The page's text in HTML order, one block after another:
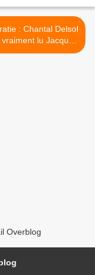
: Chantal Delsol
lu Jacques
Rancière ? >
Overblog